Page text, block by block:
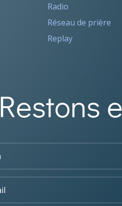
Radio
Réseau de prière
Replay
Restons